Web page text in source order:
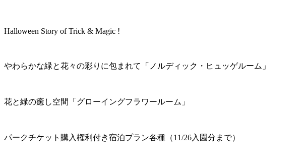
Halloween Story of Trick & Magic !
やわらかな緑と花々の彩りに包まれて「ノルディック・ヒュッゲルーム」
花と緑の癒し空間「グローイングフラワールーム」
パークチケット購入権利付き宿泊プラン各種（11/26入園分まで）